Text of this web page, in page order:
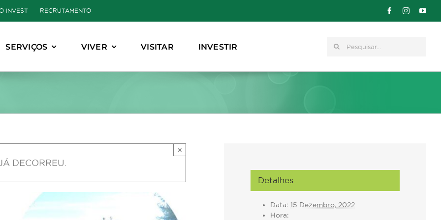
INVEST RECRUTAMENTO
SERVIÇOS VIVER VISITAR INVESTIR Pesquisar
DECORREU.
×
Detalhes
Data: 15 Dezembro, 2022
Hora: